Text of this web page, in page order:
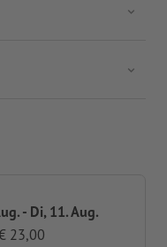
- Di, 11. Aug.
23,00